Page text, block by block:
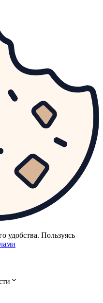
удобства. Пользуясь